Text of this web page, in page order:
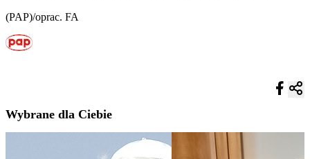
(PAP)/oprac. FA
Wybrane dla Ciebie